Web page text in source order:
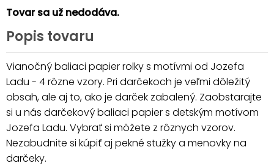
Tovar sa už nedodáva.
Popis tovaru
Vianočný baliaci papier rolky s motívmi od Jozefa
Ladu - 4 rôzne vzory. Pri darčekoch je veľmi dôležitý
obsah, ale aj to, ako je darček zabalený. Zaobstarajte
si u nás darčekový baliaci papier s detským motívom
Jozefa Ladu. Vybrať si môžete z rôznych vzorov.
Nezabudnite si kúpiť aj pekné stužky a menovky na
darčeky.